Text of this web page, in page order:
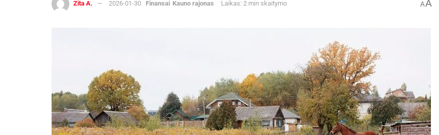
Zita A. 2026-01-30 Finansai Kauno rajonas Laikas: 2 min skaitymo AA